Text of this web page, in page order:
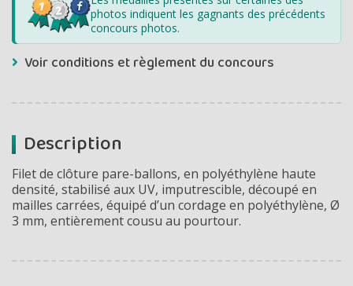
photos indiquent les gagnants des précédents
concours photos.
Voir conditions et règlement du concours
Description
Filet de clôture pare-ballons, en polyéthylène haute
densité, stabilisé aux UV, imputrescible, découpé en
mailles carrées, équipé d’un cordage en polyéthylène, Ø
3 mm, entièrement cousu au pourtour.